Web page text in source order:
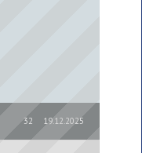
19.12.2025
32